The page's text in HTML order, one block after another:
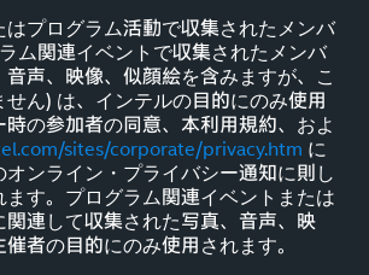
プログラム活動で収集されたメンバ
ム関連イベントで収集されたメンバ
声、映像、似顔絵を含みますが、こ
ん) は、インテルの目的にのみ使用
時の参加者の同意、本利用規約、およ
sites/corporate/privacy.htm に
ンライン・プライバシー通知に則し
す。プログラム関連イベントまたは
関連して収集された写真、音声、映
者の目的にのみ使用されます。